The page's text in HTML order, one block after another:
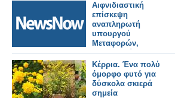
Αιφνιδιαστική
επίσκεψη
αναπληρωτή
υπουργού
Μεταφορών,
Κωνσταντίνου
Κυρανάκη στον
Σταθμό Λαρίσης
Κέρρια. Ένα πολύ
όμορφο φυτό για
δύσκολα σκιερά
σημεία